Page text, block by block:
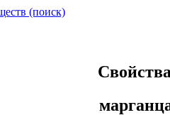
(поиск)